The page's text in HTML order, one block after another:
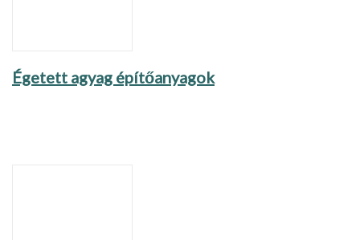
Égetett agyag építőanyagok